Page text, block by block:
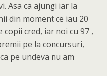
Asa ca ajungi iar la
din moment ce iau 20
copii cred, iar noi cu 97 ,
pe la concursuri,
pe undeva nu am